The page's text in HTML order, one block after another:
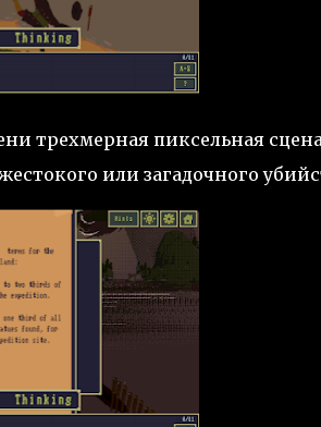
трехмерная пиксельная
или загадочного